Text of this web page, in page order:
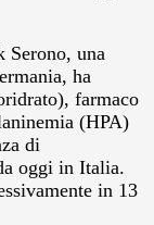
Serono, una
ha
farmaco
(HPA)
di
oggi in Italia.
in 13